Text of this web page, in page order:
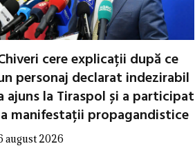
cere explicații după ce
personaj declarat indezirabil
ajuns la Tiraspol și a participat
manifestații propagandistice
august 2026